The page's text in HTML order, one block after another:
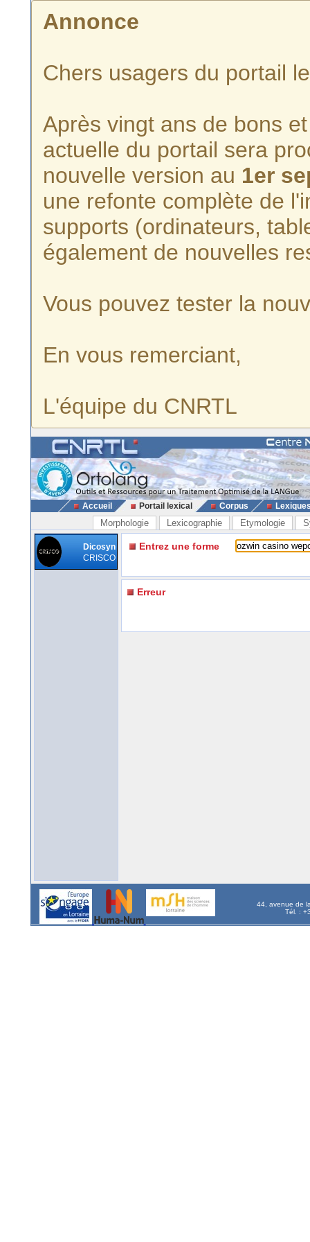
Annonce
Chers usagers du portail
Après vingt ans de bons
actuelle du portail sera
nouvelle version au 1er
une refonte complète de
supports (ordinateurs,
également de nouvelles
Vous pouvez tester la
En vous remerciant,
L'équipe du CNRTL
Accueil Portail lexical Corpus
Morphologie Lexicographie Etymologie
Dicosyn
CRISCO
Entrez une forme
Erreur
44, avenue de
Tél. :